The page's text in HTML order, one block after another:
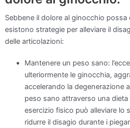
Sebbene il dolore al ginocchio possa
esistono strategie per alleviare il
delle articolazioni:
Mantenere un peso sano:
ulteriormente le ginocchia,
accelerando la degenerazione
peso sano attraverso una
esercizio fisico può alleviare lo
ridurre il disagio durante i